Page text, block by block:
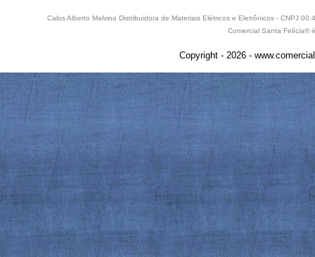
Calos Alberto Malvino Distribuidora de Materiais Elétricos e Eletrônicos - CNPJ
Comercial Santa Felícia®
Copyright - 2026 -